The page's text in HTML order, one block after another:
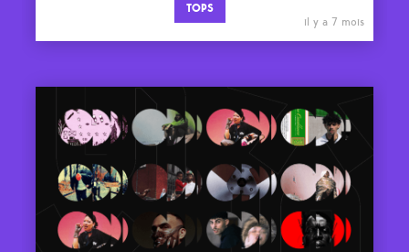
TOPS
il y a 7 mois